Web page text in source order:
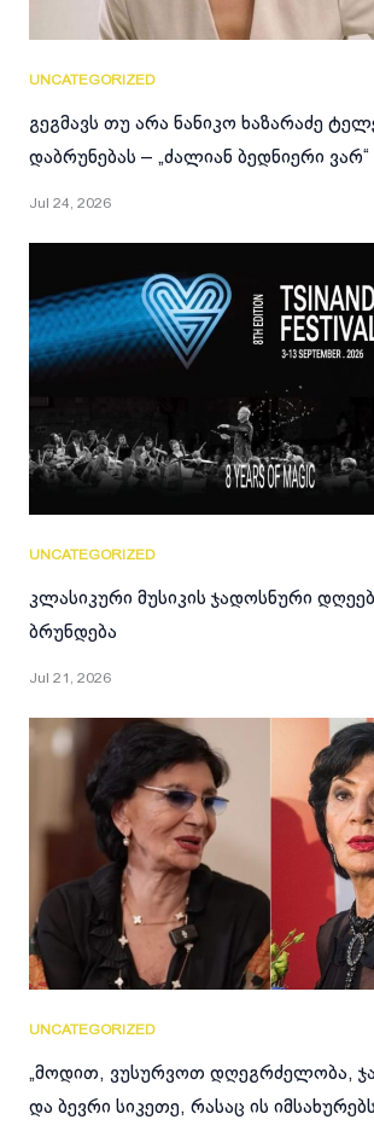
UNCATEGORIZED
გეგმავს თუ არა ნანიკო ხაზარაძე
დაბრუნებას – „ძალიან ბედნიერი ვარ“
Jul 24, 2026
UNCATEGORIZED
კლასიკური მუსიკის ჯადოსნური
ბრუნდება
Jul 21, 2026
UNCATEGORIZED
„მოდით, ვუსურვოთ დღეგრძელობა,
და ბევრი სიკეთე, რასაც ის